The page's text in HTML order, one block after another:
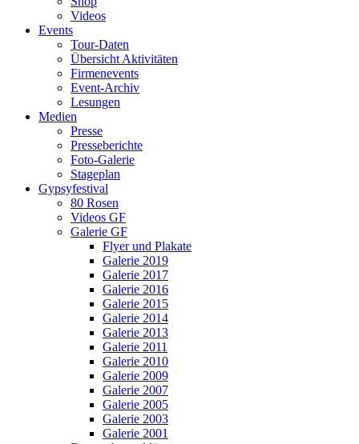
Videos
Events
Tour-Daten
Übersicht Aktivitäten
Firmenevents
Event-Archiv
Lesungen
Medien
Presse
Presseberichte
Foto-Galerie
Stageplan
Gypsyfestival
80 Rosen
Videos GF
Galerie GF
Flyer und Plakate
Galerie 2019
Galerie 2017
Galerie 2016
Galerie 2015
Galerie 2014
Galerie 2013
Galerie 2011
Galerie 2010
Galerie 2009
Galerie 2007
Galerie 2005
Galerie 2003
Galerie 2001